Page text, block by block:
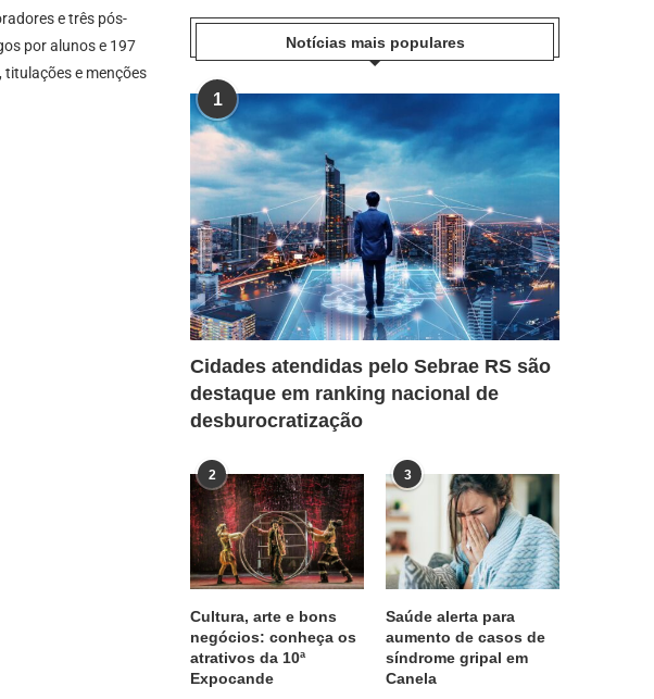
e três pós-
por alunos e 197
titulações e menções
Notícias mais populares
1
Cidades atendidas pelo Sebrae RS são
destaque em ranking nacional de
desburocratização
2
Cultura, arte e bons
negócios: conheça os
atrativos da 10ª
Expocande
3
Saúde alerta para
aumento de casos de
síndrome gripal em
Canela